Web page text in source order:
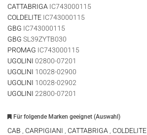
CATTABRIGA IC743000115
COLDELITE IC743000115
GBG IC743000115
GBG SL39ZYTB030
PROMAG IC743000115
UGOLINI 02800-07201
UGOLINI 10028-02900
UGOLINI 10028-02902
UGOLINI 22800-07201
Für folgende Marken geeignet (Auswahl)
CAB CARPIGIANI CATTABRIGA COLDELITE